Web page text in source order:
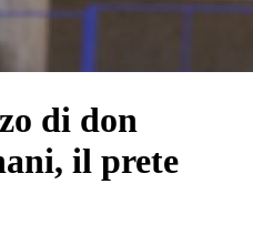
di don
il prete